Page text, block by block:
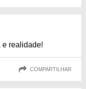
e realidade!
COMPARTILHAR